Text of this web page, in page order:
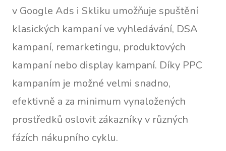
v Google Ads i Skliku umožňuje spuštění
klasických kampaní ve vyhledávání, DSA
kampaní, remarketingu, produktových
kampaní nebo display kampaní. Díky PPC
kampaním je možné velmi snadno,
efektivně a za minimum vynaložených
prostředků oslovit zákazníky v různých
fázích nákupního cyklu.